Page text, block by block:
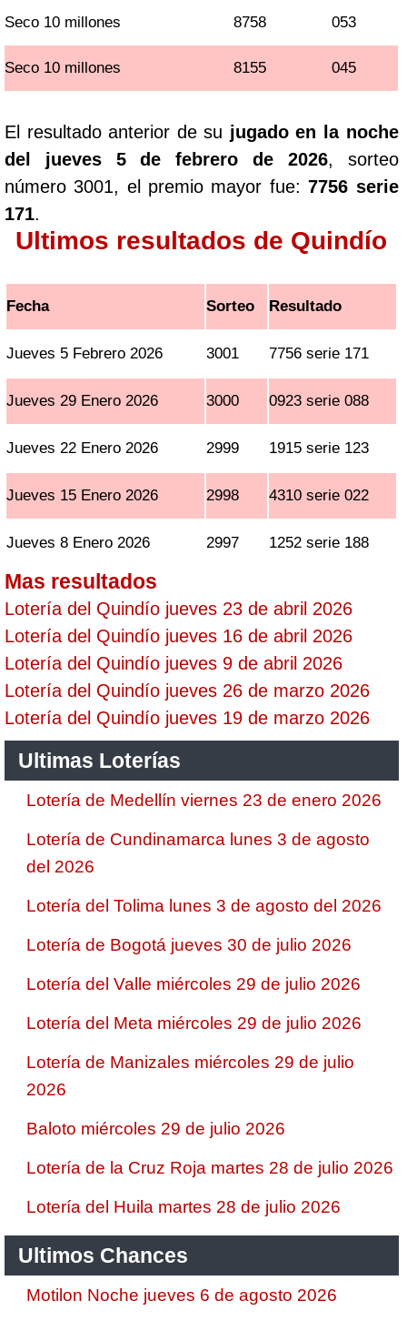
Seco 10 millones 8758 053
Seco 10 millones 8155 045
El resultado anterior de su jugado en la noche
del jueves 5 de febrero de 2026, sorteo
número 3001, el premio mayor fue:7756 serie
171.
Ultimos resultados de Quindío
Fecha Sorteo Resultado
Jueves 5 Febrero 2026 3001 7756 serie 171
Jueves 29 Enero 2026 3000 0923 serie 088
Jueves 22 Enero 2026 2999 1915 serie 123
Jueves 15 Enero 2026 2998 4310 serie 022
Jueves 8 Enero 2026 2997 1252 serie 188
Mas resultados
Lotería del Quindío jueves 23 de abril 2026
Lotería del Quindío jueves 16 de abril 2026
Lotería del Quindío jueves 9 de abril 2026
Lotería del Quindío jueves 26 de marzo 2026
Lotería del Quindío jueves 19 de marzo 2026
Ultimas Loterías
Lotería de Medellín viernes 23 de enero 2026
Lotería de Cundinamarca lunes 3 de agosto
del 2026
Lotería del Tolima lunes 3 de agosto del 2026
Lotería de Bogotá jueves 30 de julio 2026
Lotería del Valle miércoles 29 de julio 2026
Lotería del Meta miércoles 29 de julio 2026
Lotería de Manizales miércoles 29 de julio
2026
Baloto miércoles 29 de julio 2026
Lotería de la Cruz Roja martes 28 de julio 2026
Lotería del Huila martes 28 de julio 2026
Ultimos Chances
Motilon Noche jueves 6 de agosto 2026